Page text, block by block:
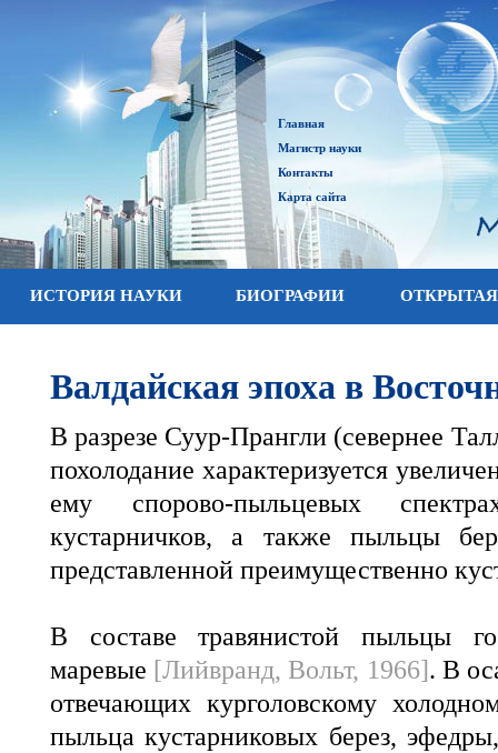
Главная
Магистр науки
Контакты
Карта сайта
ИСТОРИЯ НАУКИ БИОГРАФИИ
Валдайская эпоха в
В разрезе Суур-Прангли (севернее
похолодание характеризуется
ему спорово-пыльцевых
кустарничков, а также пыльцы
представленной преимущественно
В составе травянистой пыльцы
маревые [Лийвранд, Вольт, 1966]. В
отвечающих курголовскому
пыльца кустарниковых берез,